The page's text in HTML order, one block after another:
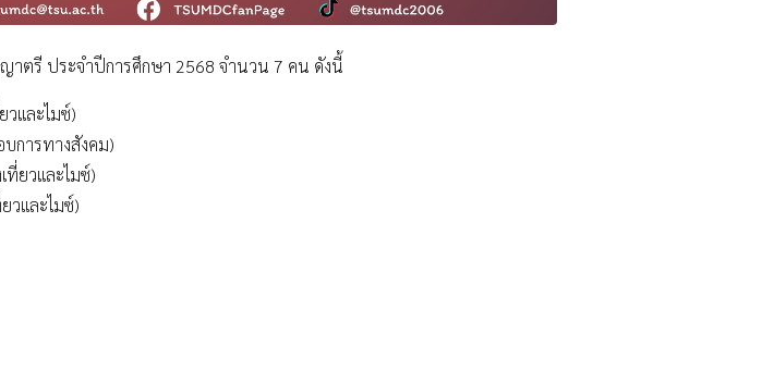
ตรี ประจำปีการศึกษา 2568 จำนวน 7 คน ดังนี้
และไมซ์)
การทางสังคม)
ที่ยวและไมซ์)
วและไมซ์)